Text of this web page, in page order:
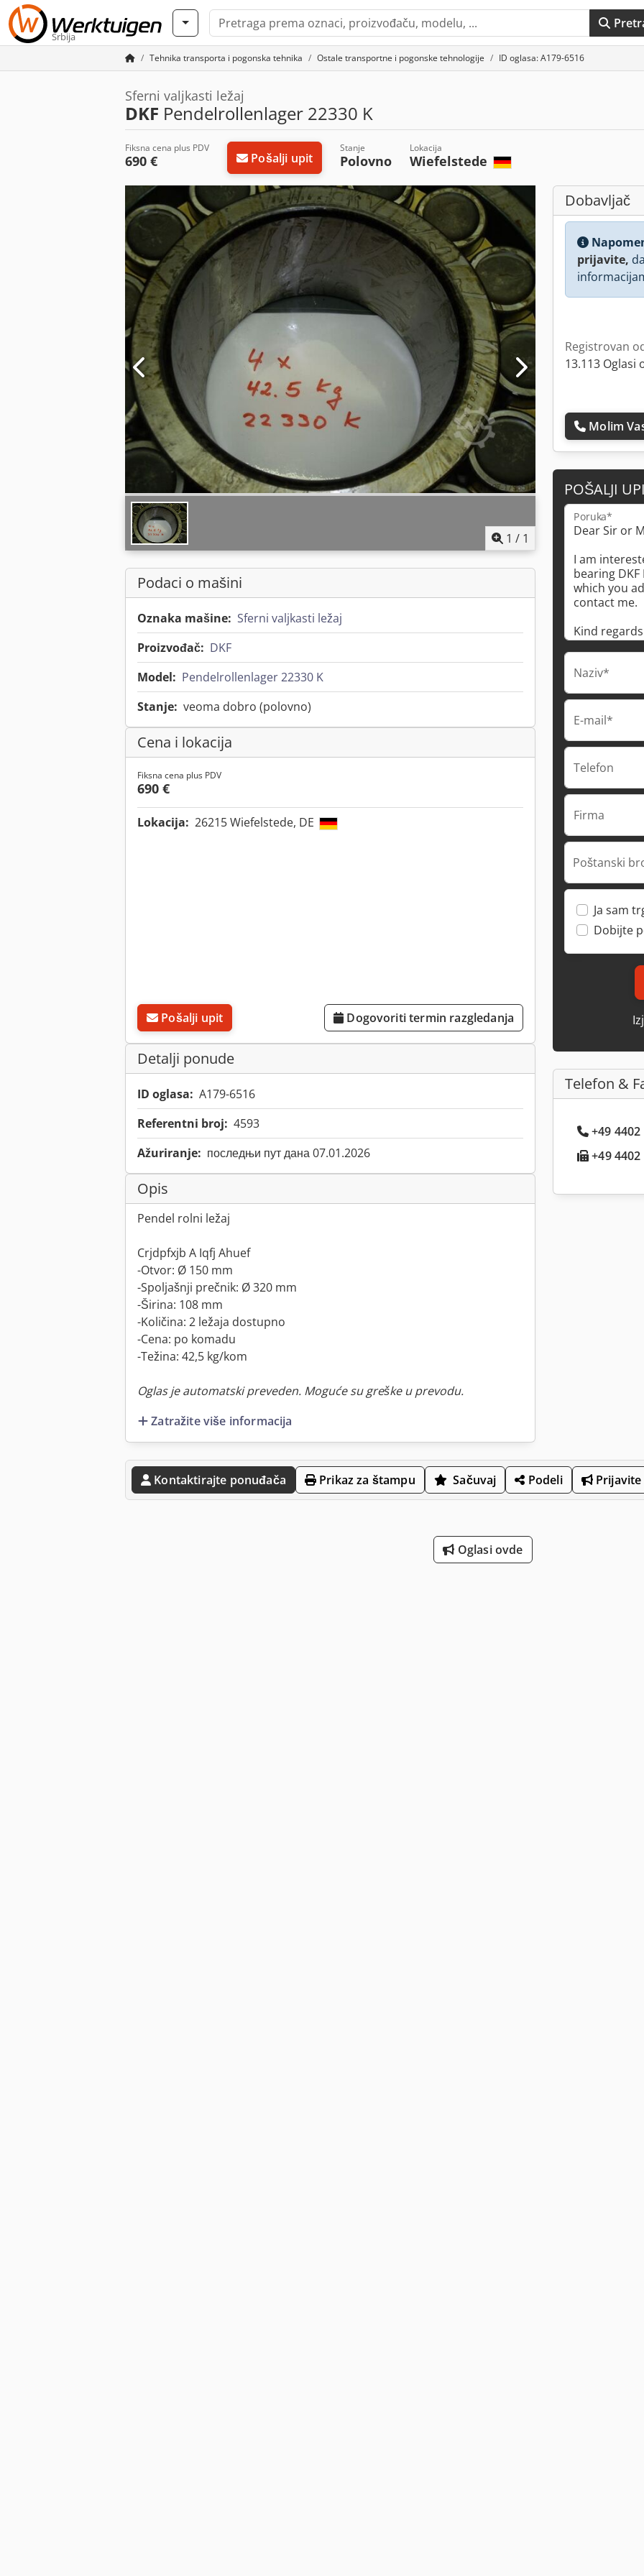
Srbija
Tehnika transporta i pogonska tehnika Ostale transportne i pogonske tehnologije ID oglasa: A179-6516
Sferni valjkasti ležaj
DKF Pendelrollenlager 22330 K
Fiksna cena plus PDV
690 € Pošalji upit
Stanje
Polovno
Lokacija
Wiefelstede
1 / 1
Podaci o mašini
Oznaka mašine: Sferni valjkasti ležaj
Proizvođač: DKF
Model: Pendelrollenlager 22330 K
Stanje: veoma dobro (polovno)
Cena i lokacija
Fiksna cena plus PDV
690 €
Lokacija: 26215 Wiefelstede, DE
Pošalji upit Dogovoriti termin razgledanja
Detalji ponude
ID oglasa: A179-6516
Referentni broj: 4593
Ažuriranje: последњи пут дана 07.01.2026
Opis
Pendel rolni ležaj
Crjdpfxjb A Iqfj Ahuef
-Otvor: Ø 150 mm
-Spoljašnji prečnik: Ø 320 mm
-Širina: 108 mm
-Količina: 2 ležaja dostupno
-Cena: po komadu
-Težina: 42,5 kg/kom
Oglas je automatski preveden. Moguće su greške u prevodu.
Zatražite više informacija
Dobavljač
prijavite,
Registrovan
13.113 Oglasi
Molim
POŠALJI
Poruka*
Naziv*
E-mail*
Telefon
Firma
Poštanski
Ja sam
Dobijte
Telefon &
+49
+49
Kontaktirajte ponuđača Prikaz za štampu Sačuvaj Podeli Prijavite
Oglasi ovde